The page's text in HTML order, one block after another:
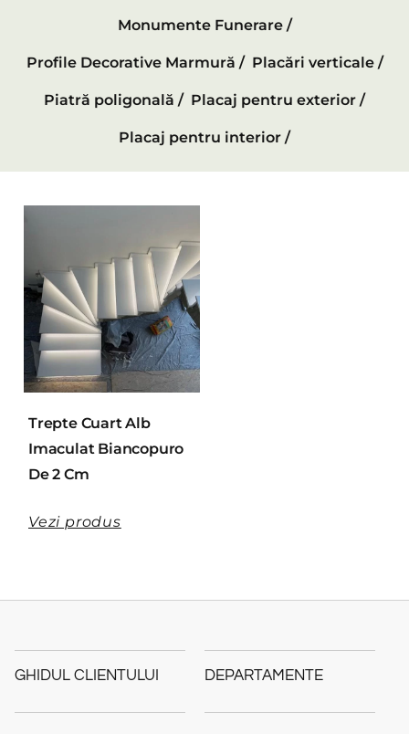
Monumente Funerare /
Profile Decorative Marmură / Placări verticale /
Piatră poligonală / Placaj pentru exterior /
Placaj pentru interior /
Trepte Cuart Alb
Imaculat Biancopuro
De 2 Cm
Vezi produs
GHIDUL CLIENTULUI DEPARTAMENTE